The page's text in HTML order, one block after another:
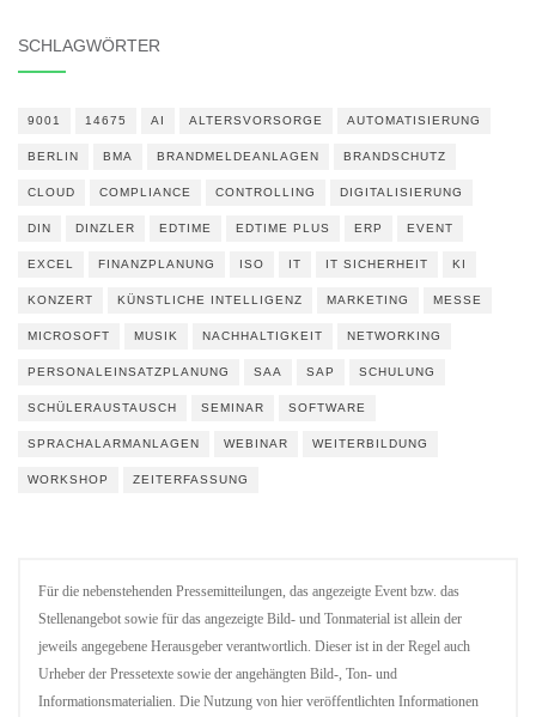
SCHLAGWÖRTER
9001 14675 AI ALTERSVORSORGE AUTOMATISIERUNG
BERLIN BMA BRANDMELDEANLAGEN BRANDSCHUTZ
CLOUD COMPLIANCE CONTROLLING DIGITALISIERUNG
DIN DINZLER EDTIME EDTIME PLUS ERP EVENT
EXCEL FINANZPLANUNG ISO IT IT SICHERHEIT KI
KONZERT KÜNSTLICHE INTELLIGENZ MARKETING MESSE
MICROSOFT MUSIK NACHHALTIGKEIT NETWORKING
PERSONALEINSATZPLANUNG SAA SAP SCHULUNG
SCHÜLERAUSTAUSCH SEMINAR SOFTWARE
SPRACHALARMANLAGEN WEBINAR WEITERBILDUNG
WORKSHOP ZEITERFASSUNG
Für die nebenstehenden Pressemitteilungen, das angezeigte Event bzw. das
Stellenangebot sowie für das angezeigte Bild- und Tonmaterial ist allein der
jeweils angegebene Herausgeber verantwortlich. Dieser ist in der Regel auch
Urheber der Pressetexte sowie der angehängten Bild-, Ton- und
Informationsmaterialien. Die Nutzung von hier veröffentlichten Informationen